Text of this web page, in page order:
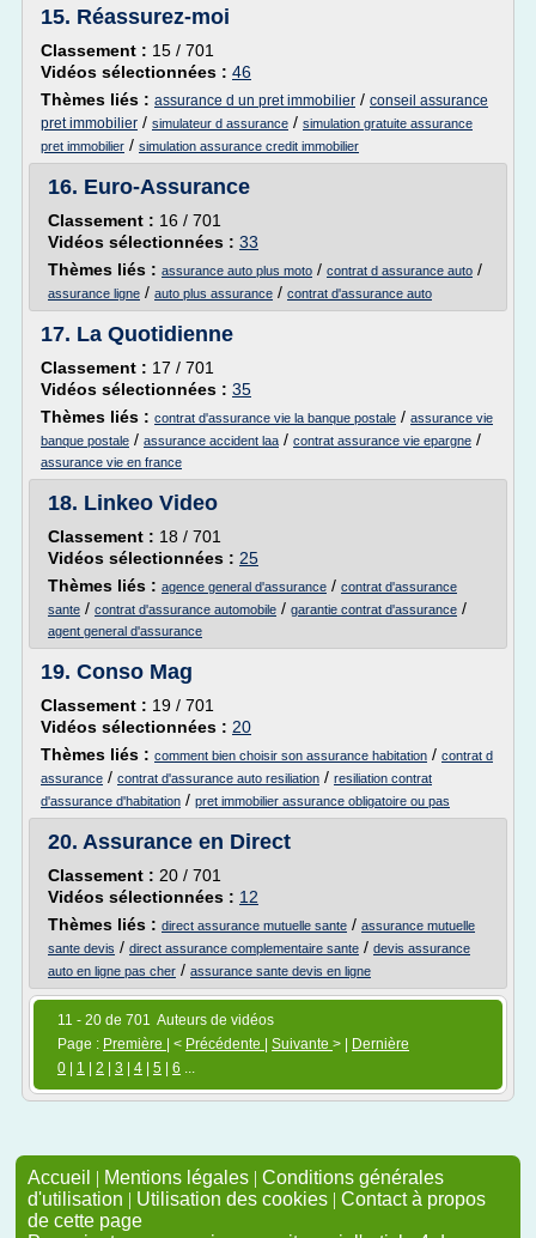
15. Réassurez-moi
Classement : 15 / 701
Vidéos sélectionnées : 46
Thèmes liés : assurance d un pret immobilier / conseil assurance
pret immobilier / simulateur d assurance / simulation gratuite assurance
pret immobilier / simulation assurance credit immobilier
16. Euro-Assurance
Classement : 16 / 701
Vidéos sélectionnées : 33
Thèmes liés : assurance auto plus moto / contrat d assurance auto /
assurance ligne / auto plus assurance / contrat d'assurance auto
17. La Quotidienne
Classement : 17 / 701
Vidéos sélectionnées : 35
Thèmes liés : contrat d'assurance vie la banque postale / assurance vie
banque postale / assurance accident laa / contrat assurance vie epargne /
assurance vie en france
18. Linkeo Video
Classement : 18 / 701
Vidéos sélectionnées : 25
Thèmes liés : agence general d'assurance / contrat d'assurance
sante / contrat d'assurance automobile / garantie contrat d'assurance /
agent general d'assurance
19. Conso Mag
Classement : 19 / 701
Vidéos sélectionnées : 20
Thèmes liés : comment bien choisir son assurance habitation / contrat d
assurance / contrat d'assurance auto resiliation / resiliation contrat
d'assurance d'habitation / pret immobilier assurance obligatoire ou pas
20. Assurance en Direct
Classement : 20 / 701
Vidéos sélectionnées : 12
Thèmes liés : direct assurance mutuelle sante / assurance mutuelle
sante devis / direct assurance complementaire sante / devis assurance
auto en ligne pas cher / assurance sante devis en ligne
11 - 20 de 701 Auteurs de vidéos
Page : Première | < Précédente Suivante > |
Dernière
0
1 2 3 4 5 6 ...
Accueil | Mentions légales | Conditions générales
d'utilisation | Utilisation des cookies | Contact à propos
de cette page